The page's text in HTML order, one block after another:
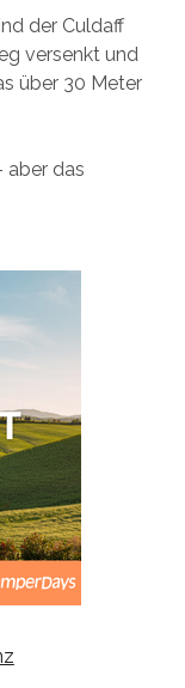
der Culdaff
versenkt und
über 30 Meter
aber das